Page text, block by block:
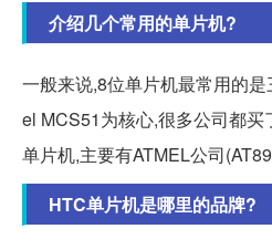
介绍几个常用的单片机?
一般来说,8位单片机最常用的
el MCS51为核心,很多公司都买
单片机,主要有ATMEL公司
HTC单片机是哪里的品牌?